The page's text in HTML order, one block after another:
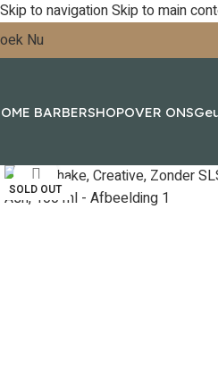
Skip to navigationSkip to main
Nu
BARBERSHOPOVER ONS
SOLD OUT
Click to enlarge